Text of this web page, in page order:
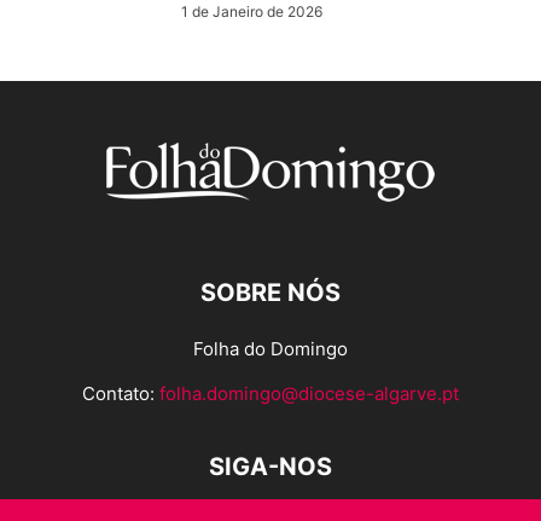
1 de Janeiro de 2026
SOBRE NÓS
Folha do Domingo
Contato: folha.domingo@diocese-algarve.pt
SIGA-NOS